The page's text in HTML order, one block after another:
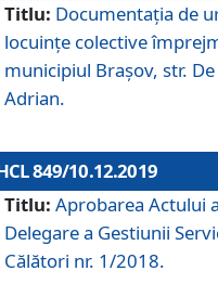
Titlu: Documentaţia de
locuințe colective
municipiul Braşov, str.
Adrian.
849/10.12.2019
Titlu: Aprobarea Actului
Delegare a Gestiunii
Călători nr. 1/2018.